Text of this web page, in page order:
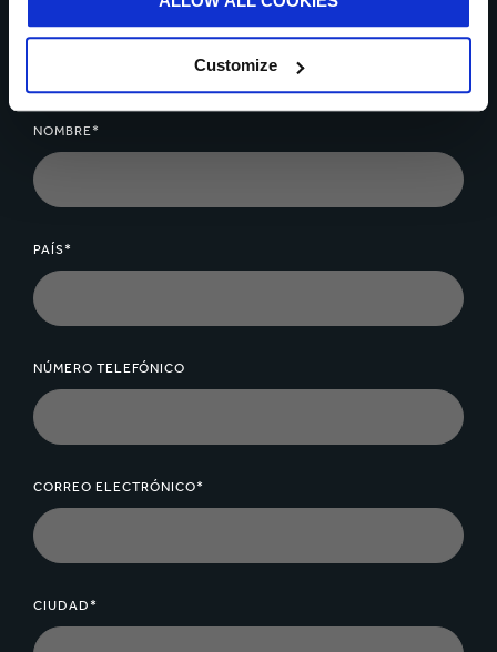
Customize
Contáctate con nosotros hoy
* Campos obligatorios
NOMBRE*
PAÍS*
NÚMERO TELEFÓNICO
CORREO ELECTRÓNICO*
CIUDAD*